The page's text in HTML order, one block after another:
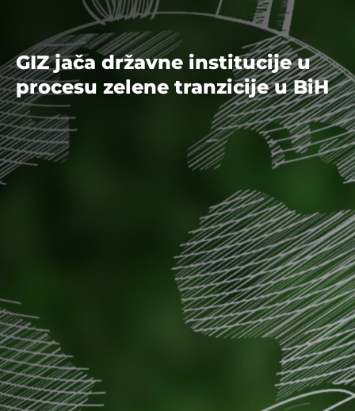
GIZ jača državne institucije u
procesu zelene tranzicije u BiH